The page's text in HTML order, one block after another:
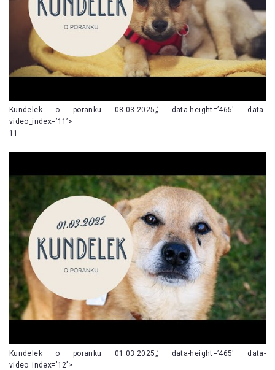
Kundelek o poranku 08.03.2025„’ data-height=’465′ data-
video_index=’11’>
11
Kundelek o poranku 01.03.2025„’ data-height=’465′ data-
video_index=’12’>